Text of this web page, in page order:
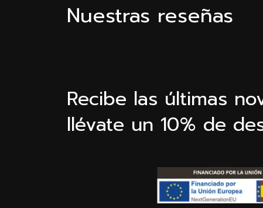
Nuestras reseñas
Recibe las últimas
llévate un 10% de